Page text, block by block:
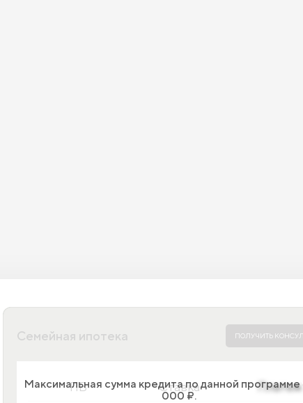
Максимальная сумма кредита по данной
000 ₽.
Семейная ипотека ПОЛУЧИТЬ
ПВ Ставка Платеж